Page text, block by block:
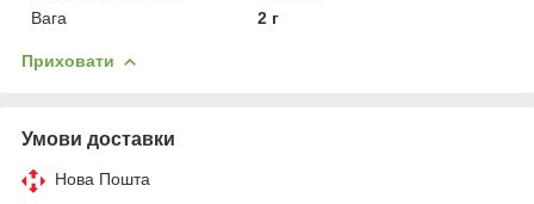
Вага
2 г
Приховати
Умови доставки
Нова Пошта